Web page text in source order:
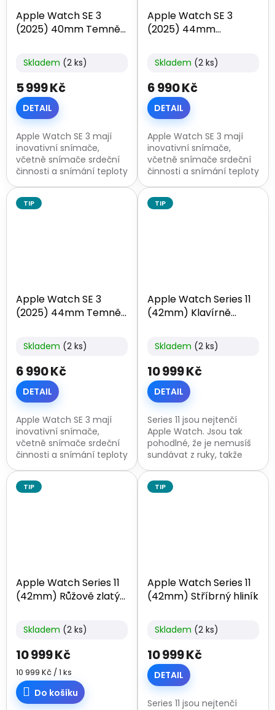
Apple Watch SE 3
(2025) 40mm Temně
Skladem (2 ks)
5 999 Kč
DETAIL
Apple Watch SE 3 mají
inovativní snímače,
včetně snímače srdeční
činnosti a snímání teploty
tak udržíš přehled.
Gyroskop, akcelerometr a
Apple Watch SE 3
(2025) 44mm
Skladem (2 ks)
6 990 Kč
DETAIL
Apple Watch SE 3 mají
inovativní snímače,
včetně snímače srdeční
činnosti a snímání teploty
tak udržíš přehled.
Gyroskop, akcelerometr a
TIP
Apple Watch SE 3
(2025) 44mm Temně
Skladem (2 ks)
6 990 Kč
DETAIL
Apple Watch SE 3 mají
inovativní snímače,
včetně snímače srdeční
činnosti a snímání teploty
tak udržíš přehled.
Gyroskop, akcelerometr a
TIP
Apple Watch Series 11
(42mm) Klavírně
Skladem (2 ks)
10 999 Kč
DETAIL
Series 11 jsou nejtenčí
Apple Watch. Jsou tak
pohodlné, že je nemusíš
sundávat z ruky, takže
sledují i v době, kdy spíš.
Baterie má ohromnou
TIP
Apple Watch Series 11
(42mm) Růžově zlatý
Skladem (2 ks)
10 999 Kč
Měrná
cena:
10 999 Kč / 1 ks
Do košíku
TIP
Apple Watch Series 11
(42mm) Stříbrný hliník
Skladem (2 ks)
10 999 Kč
DETAIL
Series 11 jsou nejtenčí